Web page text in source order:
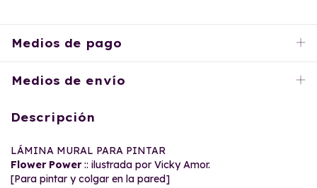
Medios de pago
Medios de envío
Descripción
LÁMINA MURAL PARA PINTAR
Flower Power:: ilustrada por Vicky Amor.
[Para pintar y colgar en la pared]